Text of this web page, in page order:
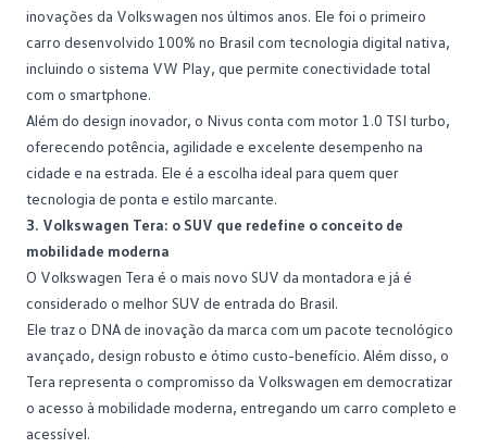
inovações da Volkswagen nos últimos anos. Ele foi o primeiro
carro desenvolvido 100% no Brasil com tecnologia digital nativa,
incluindo o sistema VW Play, que permite conectividade total
com o smartphone.
Além do design inovador, o Nivus conta com motor 1.0 TSI turbo,
oferecendo potência, agilidade e excelente desempenho na
cidade e na estrada. Ele é a escolha ideal para quem quer
tecnologia de ponta e estilo marcante.
3. Volkswagen Tera: o SUV que redefine o conceito de
mobilidade moderna
O Volkswagen Tera é o mais novo SUV da montadora e já é
considerado o melhor SUV de entrada do Brasil.
Ele traz o DNA de inovação da marca com um pacote tecnológico
avançado, design robusto e ótimo custo-benefício. Além disso, o
Tera representa o compromisso da Volkswagen em democratizar
o acesso à mobilidade moderna, entregando um carro completo e
acessível.